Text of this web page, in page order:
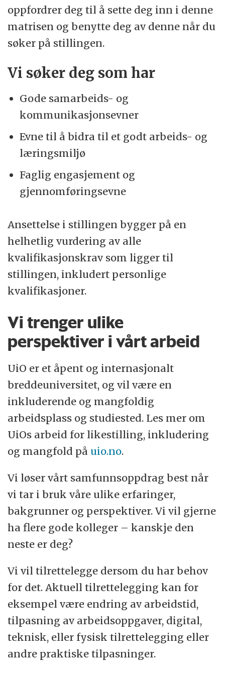
oppfordrer deg til å sette deg inn i denne
matrisen og benytte deg av denne når du
søker på stillingen.
Vi søker deg som har
Gode samarbeids- og
kommunikasjonsevner
Evne til å bidra til et godt arbeids- og
læringsmiljø
Faglig engasjement og
gjennomføringsevne
Ansettelse i stillingen bygger på en
helhetlig vurdering av alle
kvalifikasjonskrav som ligger til
stillingen, inkludert personlige
kvalifikasjoner.
Vi trenger ulike
perspektiver i vårt arbeid
UiO er et åpent og internasjonalt
breddeuniversitet, og vil være en
inkluderende og mangfoldig
arbeidsplass og studiested. Les mer om
UiOs arbeid for likestilling, inkludering
og mangfold på uio.no.
Vi løser vårt samfunnsoppdrag best når
vi tar i bruk våre ulike erfaringer,
bakgrunner og perspektiver. Vi vil gjerne
ha flere gode kolleger – kanskje den
neste er deg?
Vi vil tilrettelegge dersom du har behov
for det. Aktuell tilrettelegging kan for
eksempel være endring av arbeidstid,
tilpasning av arbeidsoppgaver, digital,
teknisk, eller fysisk tilrettelegging eller
andre praktiske tilpasninger.